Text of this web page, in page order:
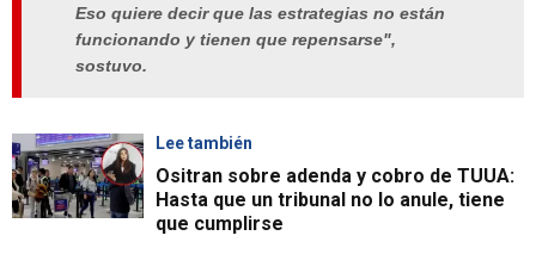
Eso quiere decir que las estrategias no están
funcionando y tienen que repensarse",
sostuvo.
Lee también
Ositran sobre adenda y cobro de TUUA:
Hasta que un tribunal no lo anule, tiene
que cumplirse